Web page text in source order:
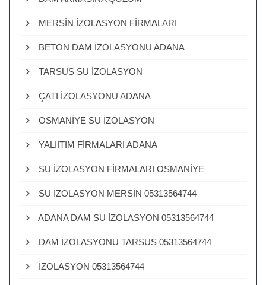
MERSİN İZOLASYON FİRMALARI
BETON DAM İZOLASYONU ADANA
TARSUS SU İZOLASYON
ÇATI İZOLASYONU ADANA
OSMANİYE SU İZOLASYON
YALIITIM FİRMALARI ADANA
SU İZOLASYON FİRMALARI OSMANİYE
SU İZOLASYON MERSİN 05313564744
ADANA DAM SU İZOLASYON 05313564744
DAM İZOLASYONU TARSUS 05313564744
İZOLASYON 05313564744